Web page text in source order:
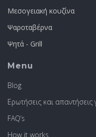
Μεσογειακή κουζίνα
Ψαροταβέρνα
Ψητά - Grill
Menu
Blog
Ερωτήσεις και απαντήσεις
FAQ’s
How it works